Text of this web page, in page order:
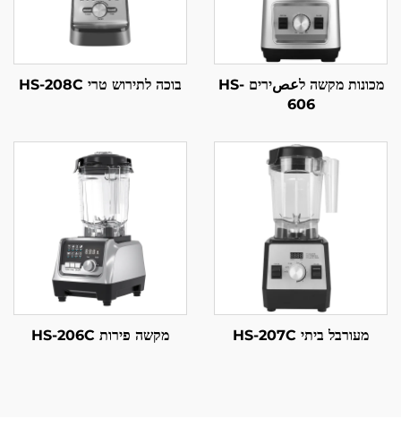
מכונות מקשה לعصירים HS-
606
בוכה לתירוש טרי HS-208C
מעורבל ביתי HS-207C מקשה פירות HS-206C